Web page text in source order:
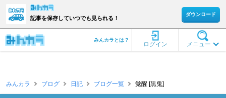
記事を保存していつでも見られる！
ダウンロード
メニュー
ログイン
みんカラとは？
みんカラ ブログ 日記 ブログ一覧 覚醒 [黒鬼]